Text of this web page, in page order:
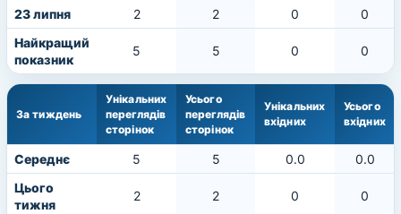
23 липня
2 2 0
0
Найкращий
показник
5 5 0 0
За тиждень
Унікальних
переглядів
сторінок
Усього
переглядів
сторінок
Унікальних
вхідних
Усього
вхідних
Середнє 5 5 0.0
0.0
Цього
тижня
2 2 0 0